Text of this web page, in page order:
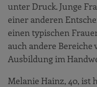
unter Druck. Junge
einer anderen
einen typischen
auch andere
Ausbildung im
Melanie Hainz, 40,